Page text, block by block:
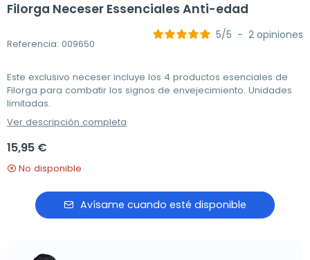
Filorga Neceser Essenciales Anti-edad
Referencia: 009650
5/5 - 2 opiniones
Este exclusivo neceser incluye los 4 productos esenciales de
Filorga para combatir los signos de envejecimiento. Unidades
limitadas.
Ver descripción completa
15,95 €
No disponible
Avísame cuando esté disponible